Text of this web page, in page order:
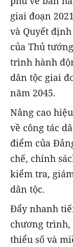
giai đoạn
và Quyết định
của Thủ
trình hành
dân tộc giai
năm 2045.
Nâng cao
về công tác
điểm của
chế, chính
kiểm tra,
dân tộc.
Đẩy nhanh
chương trình,
thiểu số và